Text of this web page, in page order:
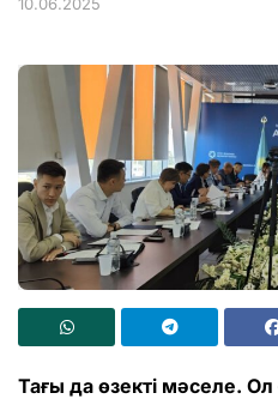
10.06.2025
Тағы да өзекті мәселе.